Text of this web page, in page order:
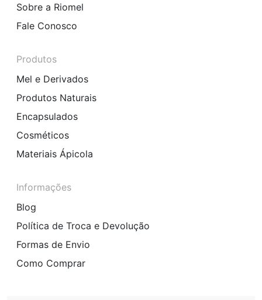
Sobre a Riomel
Fale Conosco
Produtos
Mel e Derivados
Produtos Naturais
Encapsulados
Cosméticos
Materiais Ápicola
Informações
Blog
Política de Troca e Devolução
Formas de Envio
Como Comprar